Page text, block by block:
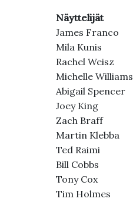
Näyttelijät
James Franco
Mila Kunis
Rachel Weisz
Michelle Williams
Abigail Spencer
Joey King
Zach Braff
Martin Klebba
Ted Raimi
Bill Cobbs
Tony Cox
Tim Holmes